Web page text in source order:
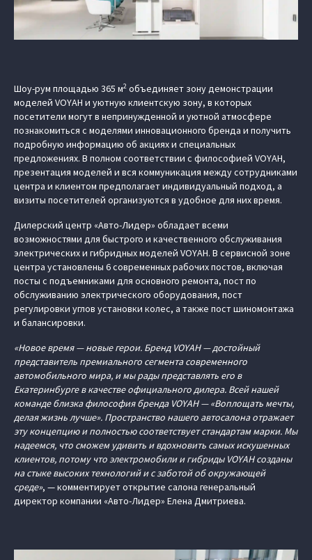
Шоу-рум площадью 365 м2 объединяет зону демонстрации
моделей VOYAH и уютную клиентскую зону, в которых
посетители могут в непринужденной и уютной атмосфере
познакомиться с моделями инновационного бренда и получить
подробную информацию об акциях и специальных
предложениях. В полном соответствии с философией VOYAH,
презентация моделей и вся коммуникация между сотрудниками
центра и клиентом предполагает индивидуальный подход, а
визиты посетителей организуются в удобное для них время.
Дилерский центр «Авто-Лидер» обладает всеми
возможностями для быстрого и качественного обслуживания
электрических и гибридных моделей VOYAH. В сервисной зоне
центра установлены 6 современных рабочих постов, включая
посты с подъемниками для основного ремонта, пост по
обслуживанию электрического оборудования, пост
регулировки углов установки колес, а также пост шиномонтажа
и балансировки.
«Новое время — новые герои. Бренд VOYAH — достойный
представитель премиального сегмента современного
автомобильного мира, и мы рады представлять его в
Екатеринбурге в качестве официального дилера. Всей нашей
команде близка философия бренда VOYAH — «Воплощать мечты,
делая жизнь лучше». Пространство нашего автосалона отражает
эту концепцию и полностью соответствует стандартам марки. Мы
надеемся, что сможем удивить и вдохновить самых искушенных
клиентов, потому что электромобили и гибриды VOYAH созданы
на стыке высоких технологий и с заботой об окружающей
среде», — комментирует открытие салона генеральный
директор компании «Авто-Лидер» Елена Дмитриева.